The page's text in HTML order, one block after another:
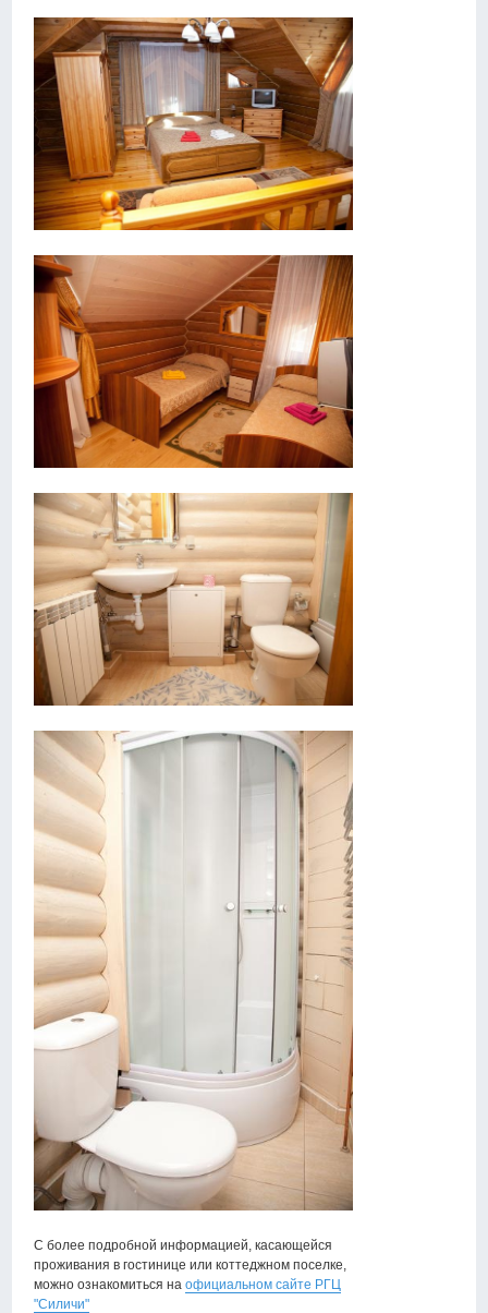
С более подробной информацией, касающейся
проживания в гостинице или коттеджном поселке,
можно ознакомиться наофициальном сайте РГЦ
"Силичи"